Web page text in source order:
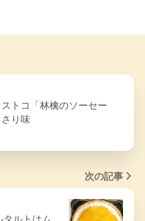
トコ「林檎のソーセー
り味
次の記事